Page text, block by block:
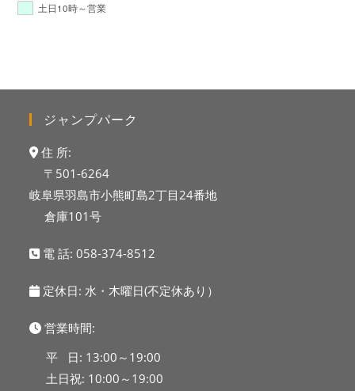
土日10時～営業
ジャンプパーク
住 所:
〒501-6264
岐阜県羽島市小熊町島2丁目24番地
倉庫101号
電 話:058-374-8512
定休日: 水・木曜日(不定休あり）
営業時間:
平 日: 13:00～19:00
土日祝: 10:00～19:00